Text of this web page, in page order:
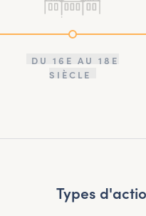
DU 16E AU 18E
SIÈCLE
Types